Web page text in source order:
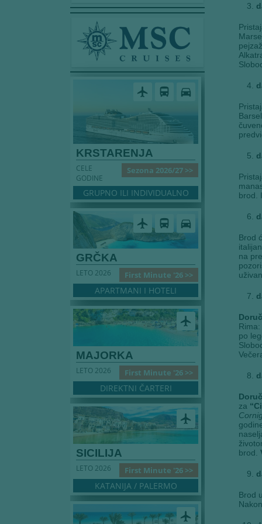
brod.
Brod
na
po
za
brod.
Brod
airplanemode_active directions_bus directions_car
KRSTARENJA
Sezona 2026/27 >>
CELE
GODINE
GRUPNO ILI INDIVIDUALNO
airplanemode_active directions_bus directions_car
GRČKA
First Minute '26 >>
LETO 2026
APARTMANI I HOTELI
airplanemode_active
MAJORKA
First Minute '26 >>
LETO 2026
DIREKTNI ČARTERI
airplanemode_active
SICILIJA
First Minute '26 >>
LETO 2026
KATANIJA / PALERMO
airplanemode_active